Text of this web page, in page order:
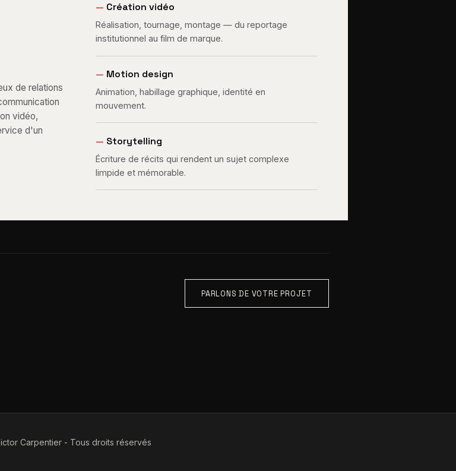
de relations
vidéo,
d'un
— Création vidéo
Réalisation, tournage, montage — du reportage
institutionnel au film de marque.
— Motion design
Animation, habillage graphique, identité en
mouvement.
— Storytelling
Écriture de récits qui rendent un sujet complexe
limpide et mémorable.
PARLONS DE VOTRE PROJET
Carpentier - Tous droits réservés